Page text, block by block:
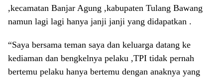
,kecamatan Banjar Agung ,kabupaten Tulang Bawang
namun lagi lagi hanya janji janji yang didapatkan .
“Saya bersama teman saya dan keluarga datang ke
kediaman dan bengkelnya pelaku ,TPI tidak pernah
bertemu pelaku hanya bertemu dengan anaknya yang